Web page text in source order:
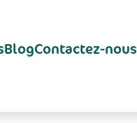
BlogContactez-nous